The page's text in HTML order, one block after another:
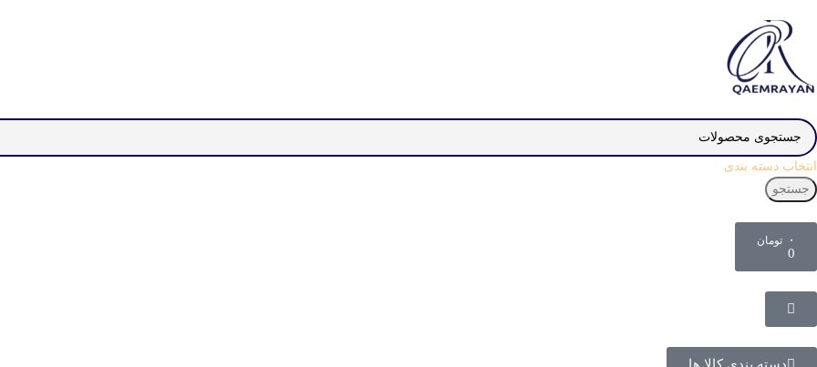
انتخاب دسته بندی
جستجو
۰ تومان
0